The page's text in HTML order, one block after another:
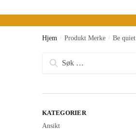
Hjem / Produkt Merke / Be quiet
Søk
KATEGORIER
Ansikt